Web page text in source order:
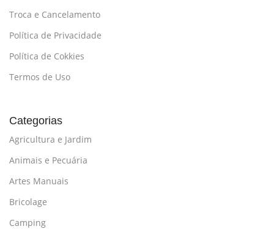
Troca e Cancelamento
Política de Privacidade
Política de Cokkies
Termos de Uso
Categorias
Agricultura e Jardim
Animais e Pecuária
Artes Manuais
Bricolage
Camping